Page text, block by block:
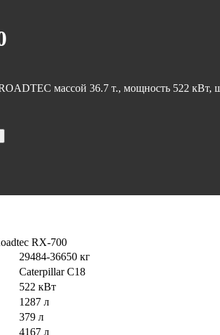
массой 36.7 т., мощность 522 кВт,
RX-700
29484-36650 кг
Caterpillar C18
522 кВт
1287 л
379 л
4167 л